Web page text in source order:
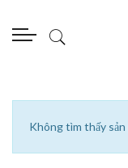
Không tìm thấy sản